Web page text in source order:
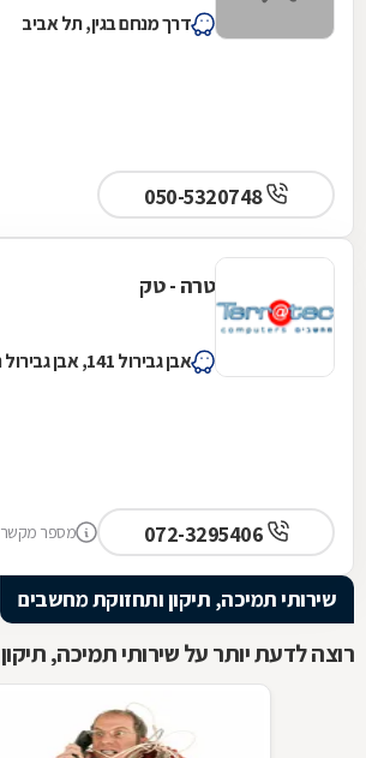
דרך מנחם בגין, תל אביב
050-5320748
טרה - טק
אבן גבירול 141, אבן גבירול תל אביב
מספר מקשר
שירותי תמיכה, תיקון ותחזוקת מחשבים